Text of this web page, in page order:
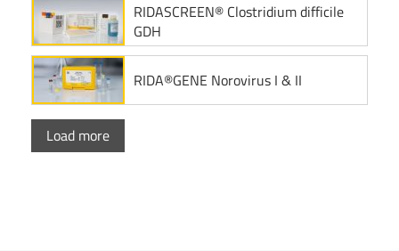
RIDASCREEN® Clostridium difficile
GDH
RIDA®GENE Norovirus I & II
Load more